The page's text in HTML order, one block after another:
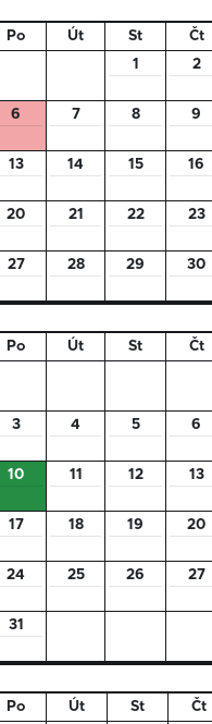
Po Út St Čt
1
2
6 7 8 9
13 14 15 16
20 21 22 23
27 28 29 30
Po Út St Čt
3 4 5 6
10 11 12 13
17 18 19 20
24 25 26 27
31
Po Út St Čt